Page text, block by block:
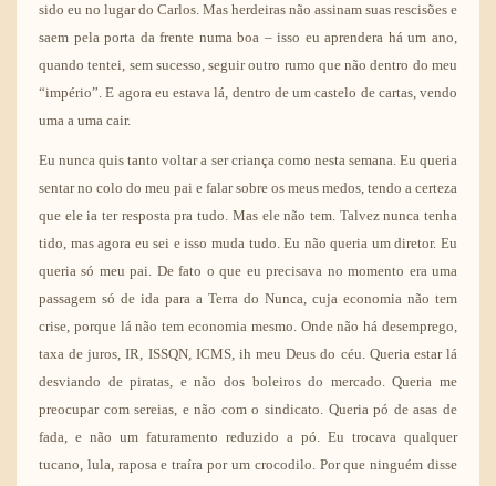
sido eu no lugar do Carlos. Mas herdeiras não assinam suas rescisões e
saem pela porta da frente numa boa – isso eu aprendera há um ano,
quando tentei, sem sucesso, seguir outro rumo que não dentro do meu
“império”. E agora eu estava lá, dentro de um castelo de cartas, vendo
uma a uma cair.
Eu nunca quis tanto voltar a ser criança como nesta semana. Eu queria
sentar no colo do meu pai e falar sobre os meus medos, tendo a certeza
que ele ia ter resposta pra tudo. Mas ele não tem. Talvez nunca tenha
tido, mas agora eu sei e isso muda tudo. Eu não queria um diretor. Eu
queria só meu pai. De fato o que eu precisava no momento era uma
passagem só de ida para a Terra do Nunca, cuja economia não tem
crise, porque lá não tem economia mesmo. Onde não há desemprego,
taxa de juros, IR, ISSQN, ICMS, ih meu Deus do céu. Queria estar lá
desviando de piratas, e não dos boleiros do mercado. Queria me
preocupar com sereias, e não com o sindicato. Queria pó de asas de
fada, e não um faturamento reduzido a pó. Eu trocava qualquer
tucano, lula, raposa e traíra por um crocodilo. Por que ninguém disse